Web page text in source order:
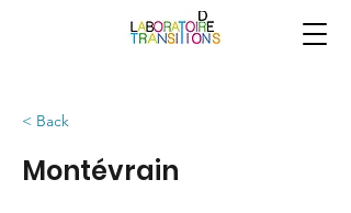
< Back
Montévrain